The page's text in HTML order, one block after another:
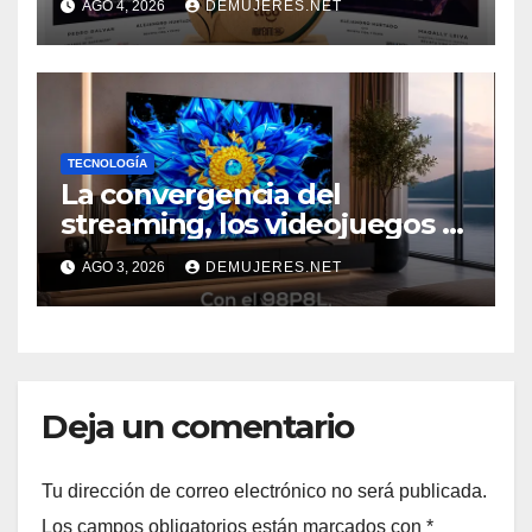
“SOSTENIBILIDAD COMO
NUEVO NORTE 2026” DE LA
REVISTA VIDA Y ÉXITO
EVENTO
AGO 4, 2026 DEMUJERES.NET
TECNOLOGÍA
La convergencia del
streaming, los videojuegos y
el deporte impulsa una
nueva era de televisores
AGO 3, 2026 DEMUJERES.NET
Deja un comentario
Tu dirección de correo electrónico no será publicada.
Los campos obligatorios están marcados con *